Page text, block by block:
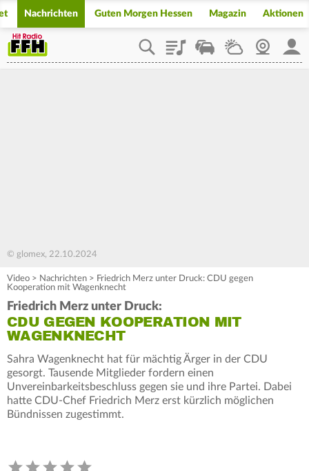
Nachrichten Guten Morgen Hessen Magazin Aktionen
PlaylistStaupilotWetterWebcam
© glomex, 22.10.2024
Video > Nachrichten > Friedrich Merz unter Druck: CDU gegen
Kooperation mit Wagenknecht
Friedrich Merz unter Druck:
CDU GEGEN KOOPERATION MIT
WAGENKNECHT
Sahra Wagenknecht hat für mächtig Ärger in der CDU
gesorgt. Tausende Mitglieder fordern einen
Unvereinbarkeitsbeschluss gegen sie und ihre Partei. Dabei
hatte CDU-Chef Friedrich Merz erst kürzlich möglichen
Bündnissen zugestimmt.